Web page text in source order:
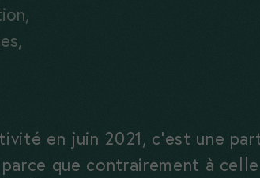
en juin 2021, c’est une
que contrairement à